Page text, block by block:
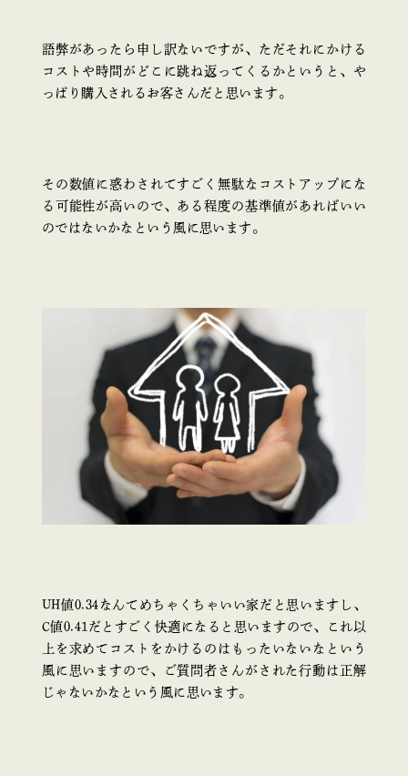
語弊があったら申し訳ないですが、ただそれにかける
コストや時間がどこに跳ね返ってくるかというと、や
っぱり購入されるお客さんだと思います。
その数値に惑わされてすごく無駄なコストアップにな
る可能性が高いので、ある程度の基準値があればいい
のではないかなという風に思います。
UH値0.34なんてめちゃくちゃいい家だと思いますし、
C値0.41だとすごく快適になると思いますので、これ以
上を求めてコストをかけるのはもったいないなという
風に思いますので、ご質問者さんがされた行動は正解
じゃないかなという風に思います。